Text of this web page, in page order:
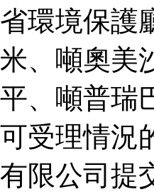
省環境保護
米、噸奧美
平、噸普瑞
可受理情況
有限公司提